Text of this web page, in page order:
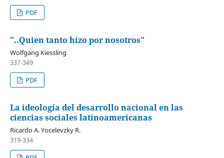
PDF
"..Quien tanto hizo por nosotros"
Wolfgang Kiessling
337-349
PDF
La ideología del desarrollo nacional en las
ciencias sociales latinoamericanas
Ricardo A. Yocelevzky R.
319-334